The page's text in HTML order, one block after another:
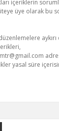
içeriklerin
üye olarak bu
yasal süre